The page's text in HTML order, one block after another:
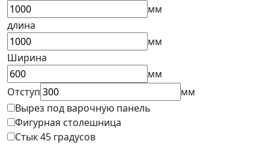
мм
длина
мм
Ширина
мм
Отступ
мм
Вырез под варочную панель
Фигурная столешница
Стык 45 градусов